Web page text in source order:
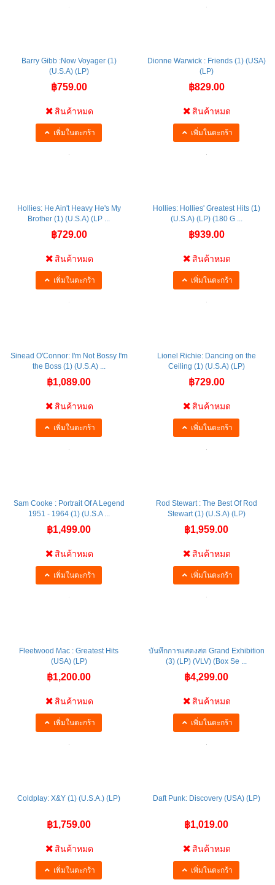
Barry Gibb :Now Voyager (1)
(U.S.A) (LP)
฿759.00
สินค้าหมด
เพิ่มในตะกร้า
Dionne Warwick : Friends (1) (USA)
(LP)
฿829.00
สินค้าหมด
เพิ่มในตะกร้า
Hollies: He Ain't Heavy He's My
Brother (1) (U.S.A) (LP ...
฿729.00
สินค้าหมด
เพิ่มในตะกร้า
Hollies: Hollies' Greatest Hits (1)
(U.S.A) (LP) (180 G ...
฿939.00
สินค้าหมด
เพิ่มในตะกร้า
Sinead O'Connor: I'm Not Bossy I'm
the Boss (1) (U.S.A) ...
฿1,089.00
สินค้าหมด
เพิ่มในตะกร้า
Lionel Richie: Dancing on the
Ceiling (1) (U.S.A) (LP)
฿729.00
สินค้าหมด
เพิ่มในตะกร้า
Sam Cooke : Portrait Of A Legend
1951 - 1964 (1) (U.S.A ...
฿1,499.00
สินค้าหมด
เพิ่มในตะกร้า
Rod Stewart : The Best Of Rod
Stewart (1) (U.S.A) (LP)
฿1,959.00
สินค้าหมด
เพิ่มในตะกร้า
Fleetwood Mac : Greatest Hits
(USA) (LP)
฿1,200.00
สินค้าหมด
เพิ่มในตะกร้า
บันทึกการแสดงสด Grand Exhibition
(3) (LP) (VLV) (Box Se ...
฿4,299.00
สินค้าหมด
เพิ่มในตะกร้า
Coldplay: X&Y (1) (U.S.A.) (LP)
฿1,759.00
สินค้าหมด
เพิ่มในตะกร้า
Daft Punk: Discovery (USA) (LP)
฿1,019.00
สินค้าหมด
เพิ่มในตะกร้า